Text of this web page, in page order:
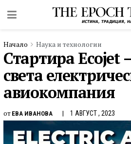
Начало Наука и технологии
Стартира Ecojet
света
авиокомпания
от ЕВА ИВАНОВА 1 АВГУСТ , 2023